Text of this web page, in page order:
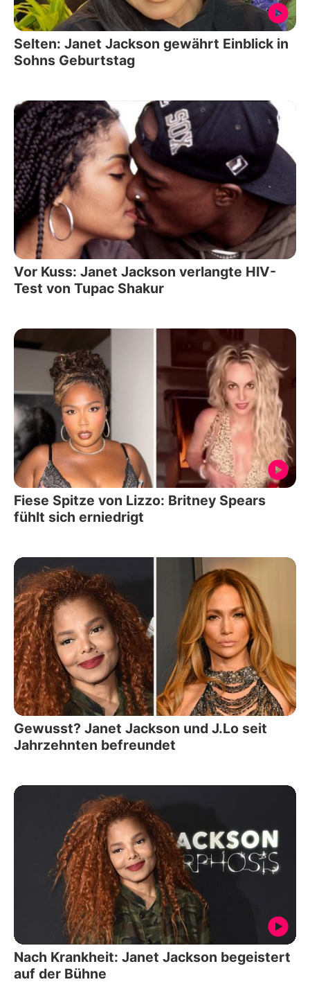
Selten: Janet Jackson gewährt Einblick in
Sohns Geburtstag
Vor Kuss: Janet Jackson verlangte HIV-
Test von Tupac Shakur
Fiese Spitze von Lizzo: Britney Spears
fühlt sich erniedrigt
Gewusst? Janet Jackson und J.Lo seit
Jahrzehnten befreundet
Nach Krankheit: Janet Jackson begeistert
auf der Bühne